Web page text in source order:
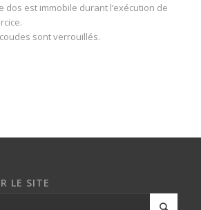
dos est immobile durant l’exécution de
sont verrouillés.
LE SITE